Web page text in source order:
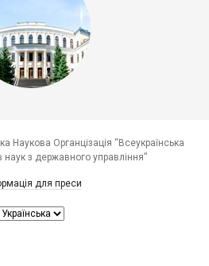
Наукова Органцізація “Всеукраїнська
наук з державного управління”
для преси